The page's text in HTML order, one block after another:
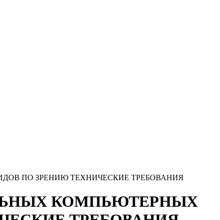
ПО ЗРЕНИЮ ТЕХНИЧЕСКИЕ ТРЕБОВАНИЯ
КОМПЬЮТЕРНЫХ